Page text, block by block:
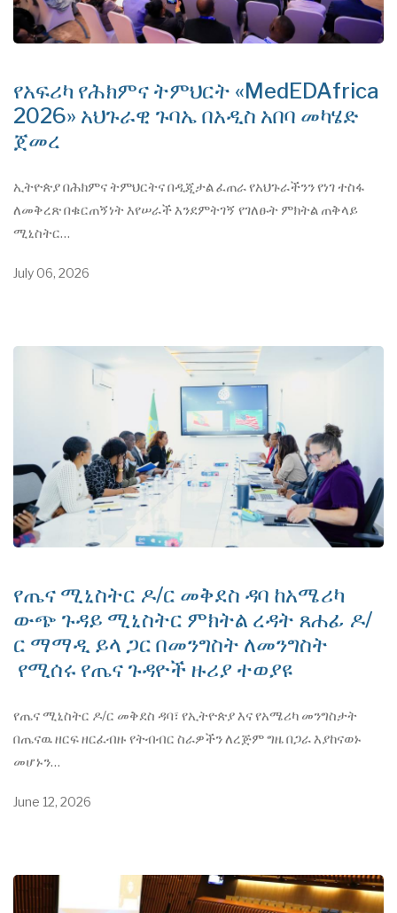
የአፍሪካ የሕክምና ትምህርት «MedEDAfrica
2026» አህጉራዊ ጉባኤ በአዲስ አበባ መካሄድ
ጀመረ
ኢትዮጵያ በሕክምና ትምህርትና በዲጂታል ፈጠራ የአህጉራችንን የነገ ተስፋ
ለመቅረጽ በቁርጠኝነት እየሠራች እንደምትገኝ የገለፁት ምክትል ጠቅላይ
ሚኒስትር…
July 06, 2026
የጤና ሚኒስትር ዶ/ር መቅደስ ዳባ ከአሜሪካ
ውጭ ጉዳይ ሚኒስትር ምክትል ረዳት ጸሐፊ ዶ/
ር ማማዲ ይላ ጋር በመንግስት ለመንግስት
የሚሰሩ የጤና ጉዳዮች ዙሪያ ተወያዩ
የጤና ሚኒስትር ዶ/ር መቅደስ ዳባ፣ የኢትዮጵያ እና የአሜሪካ መንግስታት
በጤናዉ ዘርፍ ዘርፈብዙ የትብብር ስራዎችን ለረጅም ግዜ በጋራ እያከናወኑ
መሆኑን…
June 12, 2026